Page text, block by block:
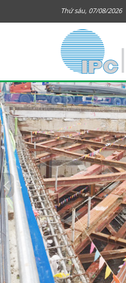
Thứ sáu, 07/08/2026